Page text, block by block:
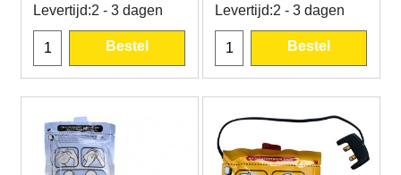
Levertijd:2 - 3 dagen
Bestel
Levertijd:2 - 3 dagen
Bestel